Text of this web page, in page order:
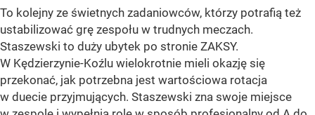
To kolejny ze świetnych zadaniowców, którzy potrafią też
ustabilizować grę zespołu w trudnych meczach.
Staszewski to duży ubytek po stronie ZAKSY.
W Kędzierzynie-Koźlu wielokrotnie mieli okazję się
przekonać, jak potrzebna jest wartościowa rotacja
w duecie przyjmujących. Staszewski zna swoje miejsce